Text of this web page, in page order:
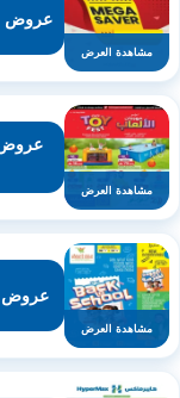
مشاهدة العرض
عروض مركز
مشاهدة العرض
عروض
مشاهدة العرض
عروض